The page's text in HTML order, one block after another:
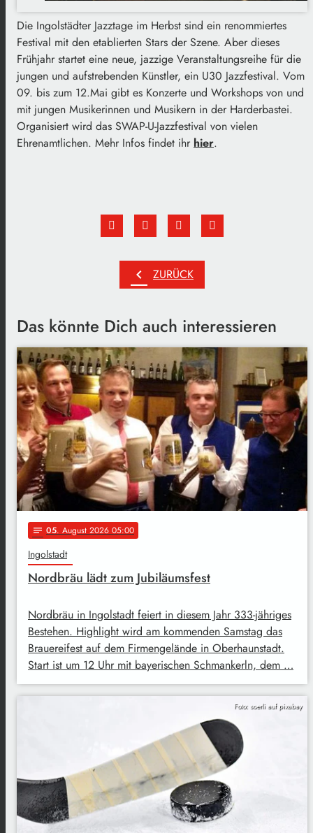
Die Ingolstädter Jazztage im Herbst sind ein renommiertes
Festival mit den etablierten Stars der Szene. Aber dieses
Frühjahr startet eine neue, jazzige Veranstaltungsreihe für die
jungen und aufstrebenden Künstler, ein U30 Jazzfestival. Vom
09. bis zum 12.Mai gibt es Konzerte und Workshops von und
mit jungen Musikerinnen und Musikern in der Harderbastei.
Organisiert wird das SWAP-U-Jazzfestival von vielen
Ehrenamtlichen. Mehr Infos findet ihr hier.
chevron_left ZURÜCK
Das könnte Dich auch interessieren
notes 05. August 2026 05:00
Ingolstadt
Nordbräu lädt zum Jubiläumsfest
Nordbräu in Ingolstadt feiert in diesem Jahr 333-jähriges
Bestehen. Highlight wird am kommenden Samstag das
Brauereifest auf dem Firmengelände in Oberhaunstadt.
Start ist um 12 Uhr mit bayerischen Schmankerln, dem …
Foto: soerli auf pixabay